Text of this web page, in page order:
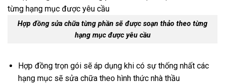
Hợp đồng sửa chữa từng phần sẽ được soạn thảo theo từng
hạng mục được yêu cầu
Hợp đồng trọn gói sẽ áp dụng khi có sự thống nhất các
hạng mục sẽ sửa chữa theo hình thức nhà thầu